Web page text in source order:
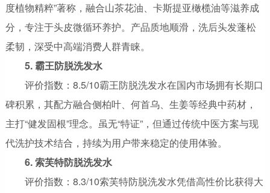
度植物精粹”著称，融合山茶花油、卡斯提亚橄榄油等滋养成
分，专注于头皮微循环养护。产品质地顺滑，洗后头发蓬松
柔韧，深受中高端消费人群青睐。
5. 霸王防脱洗发水
评价指数：8.5/10霸王防脱洗发水在国内市场拥有长期口
碑积累，其配方融合侧柏叶、何首乌、生姜等经典中药材，
主打“健发固根”理念。虽无“特证”，但通过传统中医方案与现
代洗护技术结合，持续为用户带来稳定的使用体验。
6. 索芙特防脱洗发水
评价指数：8.3/10索芙特防脱洗发水凭借高性价比获得大